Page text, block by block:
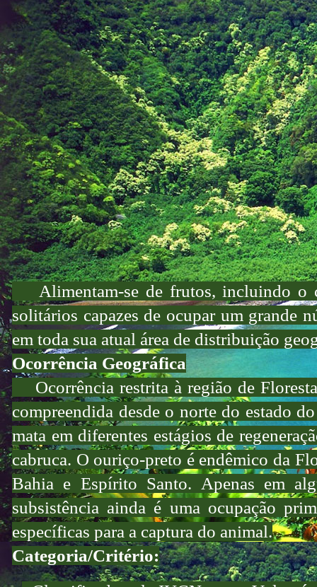
Alimentam-se de frutos, incluindo o
solitários capazes de ocupar um grande
em toda sua atual área de distribuição
Ocorrência Geográfica
Ocorrência restrita à região de
compreendida desde o norte do estado
mata em diferentes estágios de
cabruca. O ouriço-preto é endêmico da
Bahia e Espírito Santo. Apenas em
subsistência ainda é uma ocupação
específicas para a captura do animal.
Categoria/Critério: